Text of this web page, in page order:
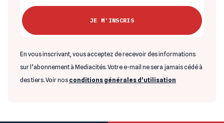
En vous inscrivant, vous acceptez de recevoir des informations
sur l’abonnement à Mediacités. Votre e-mail ne sera jamais cédé à
des tiers. Voir nos conditions générales d’utilisation